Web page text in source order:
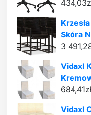
434,03
Skóra
3
Vidaxl
684,41zł
Vidaxl